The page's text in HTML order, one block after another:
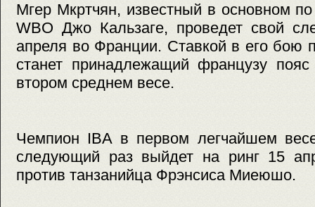
Мгер Мкртчян, известный в основном
WBO Джо Кальзаге, проведет свой
апреля во Франции. Ставкой в его бою
станет принадлежащий французу
втором среднем весе.
Чемпион IBA в первом легчайшем
следующий раз выйдет на ринг 15
против танзанийца Фрэнсиса Миеюшо.